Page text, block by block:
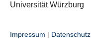
Universität Würzburg
Impressum | Datenschutz